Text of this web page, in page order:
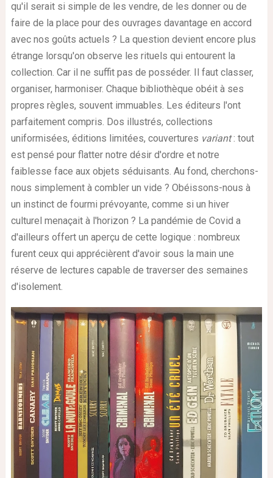
qu'il serait si simple de les vendre, de les donner ou de
faire de la place pour des ouvrages davantage en accord
avec nos goûts actuels ? La question devient encore plus
étrange lorsqu'on observe les rituels qui entourent la
collection. Car il ne suffit pas de posséder. Il faut classer,
organiser, harmoniser. Chaque bibliothèque obéit à ses
propres règles, souvent immuables. Les éditeurs l'ont
parfaitement compris. Dos illustrés, collections
uniformisées, éditions limitées, couvertures variant: tout
est pensé pour flatter notre désir d'ordre et notre
faiblesse face aux objets séduisants. Au fond, cherchons-
nous simplement à combler un vide ? Obéissons-nous à
un instinct de fourmi prévoyante, comme si un hiver
culturel menaçait à l'horizon ? La pandémie de Covid a
d'ailleurs offert un aperçu de cette logique : nombreux
furent ceux qui apprécièrent d'avoir sous la main une
réserve de lectures capable de traverser des semaines
d'isolement.